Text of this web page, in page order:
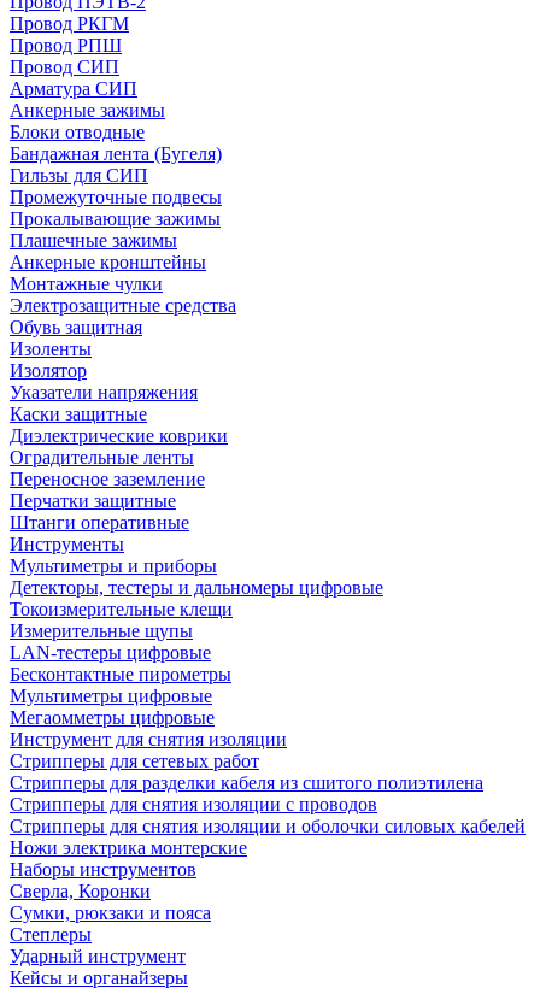
Провод РКГМ
Провод РПШ
Провод СИП
Арматура СИП
Анкерные зажимы
Блоки отводные
Бандажная лента (Бугеля)
Гильзы для СИП
Промежуточные подвесы
Прокалывающие зажимы
Плашечные зажимы
Анкерные кронштейны
Монтажные чулки
Электрозащитные средства
Обувь защитная
Изоленты
Изолятор
Указатели напряжения
Каски защитные
Диэлектрические коврики
Оградительные ленты
Переносное заземление
Перчатки защитные
Штанги оперативные
Инструменты
Мультиметры и приборы
Детекторы, тестеры и дальномеры цифровые
Токоизмерительные клещи
Измерительные щупы
LAN-тестеры цифровые
Бесконтактные пирометры
Мультиметры цифровые
Мегаомметры цифровые
Инструмент для снятия изоляции
Стрипперы для сетевых работ
Стрипперы для разделки кабеля из сшитого полиэтилена
Cтрипперы для снятия изоляции с проводов
Стрипперы для снятия изоляции и оболочки силовых кабелей
Ножи электрика монтерские
Наборы инструментов
Сверла, Коронки
Сумки, рюкзаки и пояса
Степлеры
Ударный инструмент
Кейсы и органайзеры